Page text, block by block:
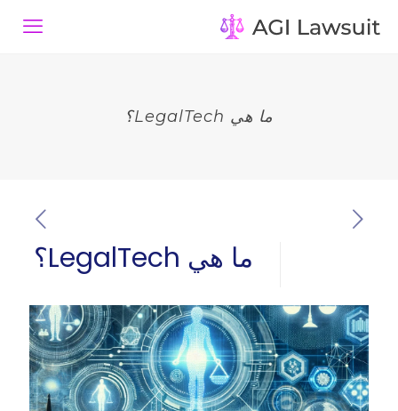
ما هي LegalTech؟
ما هي LegalTech؟